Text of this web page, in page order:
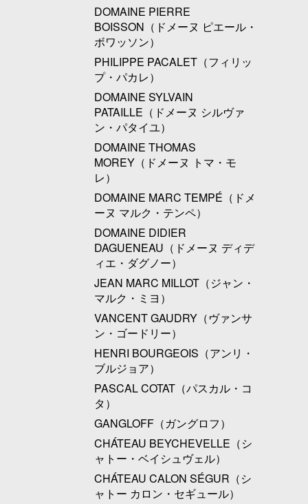
DOMAINE PIERRE
BOISSON（ドメーヌ ピエール・
ボワッソン）
PHILIPPE PACALET（フィリッ
プ・パカレ）
DOMAINE SYLVAIN
PATAILLE（ドメーヌ シルヴァ
ン・パタイユ）
DOMAINE THOMAS
MOREY（ドメーヌ トマ・モ
レ）
DOMAINE MARC TEMPÉ（ドメ
ーヌ マルク・テンペ）
DOMAINE DIDIER
DAGUENEAU（ドメーヌ ディデ
ィエ・ダグノー）
JEAN MARC MILLOT（ジャン・
マルク・ミヨ）
VANCENT GAUDRY（ヴァンサ
ン・ゴードリー）
HENRI BOURGEOIS（アンリ・
ブルジョア）
PASCAL COTAT（パスカル・コ
タ）
GANGLOFF（ガングロフ）
CHÁTEAU BEYCHEVELLE（シ
ャトー・ベイシュヴェル）
CHÁTEAU CALON SÉGUR（シ
ャトー カロン・セギュール）